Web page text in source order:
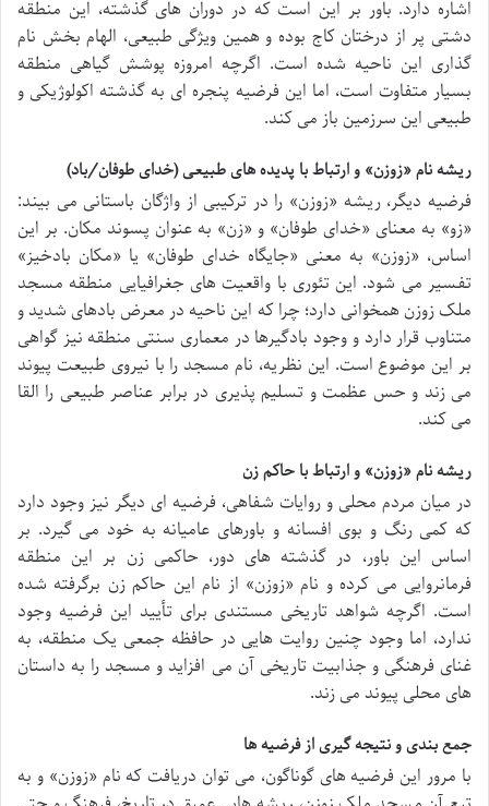
اشاره دارد. باور بر این است که در دوران های گذشته، این منطقه
دشتی پر از درختان کاج بوده و همین ویژگی طبیعی، الهام بخش نام
گذاری این ناحیه شده است. اگرچه امروزه پوشش گیاهی منطقه
بسیار متفاوت است، اما این فرضیه پنجره ای به گذشته اکولوژیکی و
طبیعی این سرزمین باز می کند.
ریشه نام «زوزن» و ارتباط با پدیده های طبیعی (خدای طوفان/باد)
فرضیه دیگر، ریشه «زوزن» را در ترکیبی از واژگان باستانی می بیند:
«زو» به معنای «خدای طوفان» و «زن» به عنوان پسوند مکان. بر این
اساس، «زوزن» به معنی «جایگاه خدای طوفان» یا «مکان بادخیز»
تفسیر می شود. این تئوری با واقعیت های جغرافیایی منطقه مسجد
ملک زوزن همخوانی دارد؛ چرا که این ناحیه در معرض بادهای شدید و
متناوب قرار دارد و وجود بادگیرها در معماری سنتی منطقه نیز گواهی
بر این موضوع است. این نظریه، نام مسجد را با نیروی طبیعت پیوند
می زند و حس عظمت و تسلیم پذیری در برابر عناصر طبیعی را القا
می کند.
ریشه نام «زوزن» و ارتباط با حاکم زن
در میان مردم محلی و روایات شفاهی، فرضیه ای دیگر نیز وجود دارد
که کمی رنگ و بوی افسانه و باورهای عامیانه به خود می گیرد. بر
اساس این باور، در گذشته های دور، حاکمی زن بر این منطقه
فرمانروایی می کرده و نام «زوزن» از نام این حاکم زن برگرفته شده
است. اگرچه شواهد تاریخی مستندی برای تأیید این فرضیه وجود
ندارد، اما وجود چنین روایت هایی در حافظه جمعی یک منطقه، به
غنای فرهنگی و جذابیت تاریخی آن می افزاید و مسجد را به داستان
های محلی پیوند می زند.
جمع بندی و نتیجه گیری از فرضیه ها
با مرور این فرضیه های گوناگون، می توان دریافت که نام «زوزن» و به